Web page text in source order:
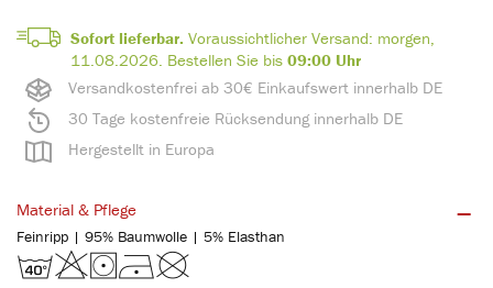
Versandkostenfrei ab 30€ Einkaufswert innerhalb DE
30 Tage kostenfreie Rücksendung innerhalb DE
Hergestellt in Europa
Sofort lieferbar. Voraussichtlicher Versand: morgen,
11.08.2026. Bestellen Sie bis 09:00 Uhr
Material & Pflege
Feinripp | 95% Baumwolle | 5% Elasthan